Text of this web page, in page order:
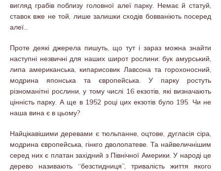
вигляд грабів поблизу головної алеї парку. Немає й статуй,
ставок вже не той, лише залишки сходів бовваніють посеред
алеї…
Проте деякі джерела пишуть, що тут і зараз можна знайти
наступні незвичні для наших широт рослини: бук амурський,
липа американська, кипарисовик Лавсона та горохоносний,
модрина японська та європейська. У парку ростуть
різноманітні рослини, у тому числі 16 екзотів, які визначають
цінність парку. А ще в 1952 році цих екзотів було 195. Чи не
наша вина є в цьому?
Найцікавішими деревами є тюльпанне, оцтове, дугласія сіра,
модрина європейська, гінкго дволопатеве. Та найвеличнішим
серед них є платан західний з Північної Америки. У народі це
дерево називають “безстидниця”, тривалість життя якого